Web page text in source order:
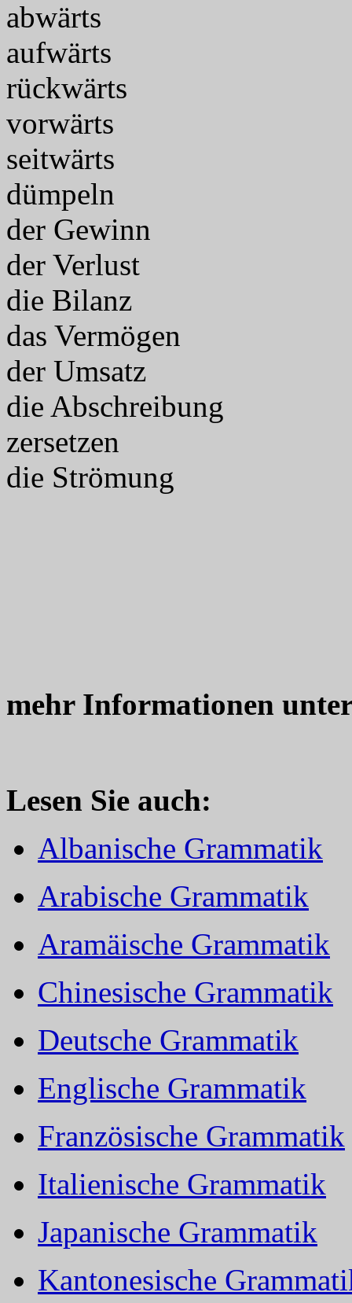
abwärts
aufwärts
rückwärts
vorwärts
seitwärts
dümpeln
der Gewinn
der Verlust
die Bilanz
das Vermögen
der Umsatz
die Abschreibung
zersetzen
die Strömung
mehr Informationen
Lesen Sie auch:
Albanische Grammatik
Arabische Grammatik
Aramäische Grammatik
Chinesische Grammatik
Deutsche Grammatik
Englische Grammatik
Französische Grammatik
Italienische Grammatik
Japanische Grammatik
Kantonesische